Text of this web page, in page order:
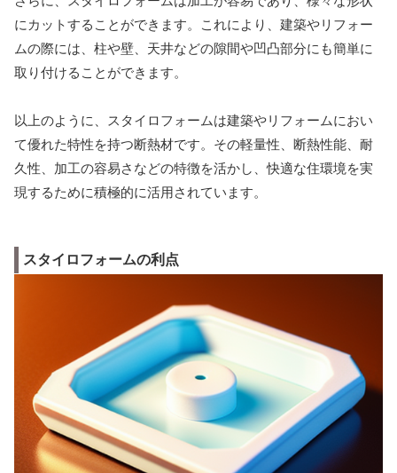
にカットすることができます。これにより、建築やリフォー
ムの際には、柱や壁、天井などの隙間や凹凸部分にも簡単に
取り付けることができます。
以上のように、スタイロフォームは建築やリフォームにおい
て優れた特性を持つ断熱材です。その軽量性、断熱性能、耐
久性、加工の容易さなどの特徴を活かし、快適な住環境を実
現するために積極的に活用されています。
スタイロフォームの利点